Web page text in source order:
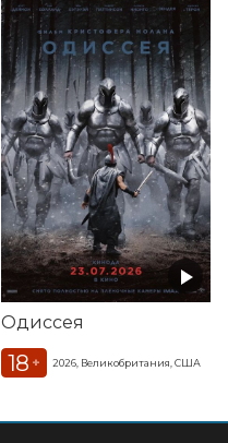
Одиссея
18 + 2026, Великобритания, США